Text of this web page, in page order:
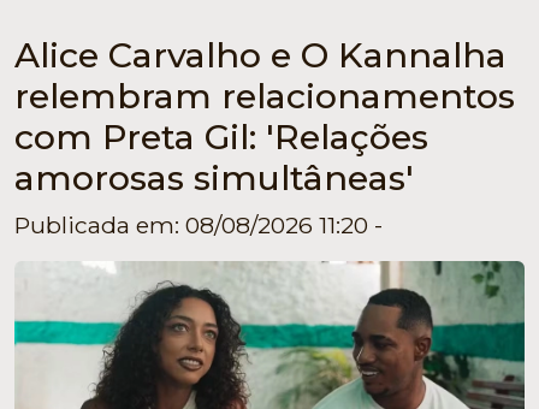
Alice Carvalho e O Kannalha
relembram relacionamentos
com Preta Gil: 'Relações
amorosas simultâneas'
Publicada em: 08/08/2026 11:20 -